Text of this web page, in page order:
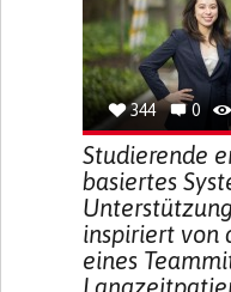
344 0
Studierende
basiertes
inspiriert von
eines